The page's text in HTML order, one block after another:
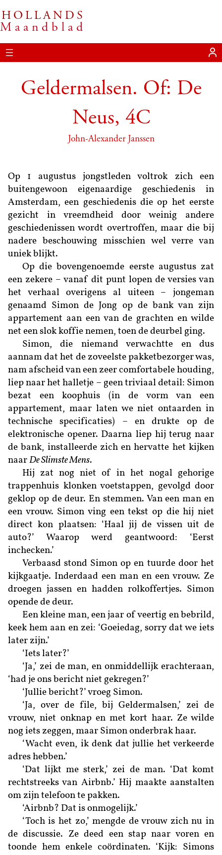
Ga
naar
de
inhoud
HOLLANDS
Maandblad
Geldermalsen. Of: De
Neus, 4C
John-Alexander Janssen
Op 1 augustus jongstleden voltrok zich een
buitengewoon eigenaardige geschiedenis in
Amsterdam, een geschiedenis die op het eerste
gezicht in vreemdheid door weinig andere
geschiedenissen wordt overtroffen, maar die bij
nadere beschouwing misschien wel verre van
uniek blijkt.
Op die bovengenoemde eerste augustus zat
een zekere – vanaf dit punt lopen de versies van
het verhaal overigens al uiteen – jongeman
genaamd Simon de Jong op de bank van zijn
appartement aan een van de grachten en wilde
net een slok koffie nemen, toen de deurbel ging.
Simon, die niemand verwachtte en dus
aannam dat het de zoveelste pakketbezorger was,
nam afscheid van een zeer comfortabele houding,
liep naar het halletje – geen triviaal detail: Simon
bezat een koophuis (in de vorm van een
appartement, maar laten we niet ontaarden in
technische specificaties) – en drukte op de
elektronische opener. Daarna liep hij terug naar
de bank, installeerde zich en hervatte het kijken
naar De Slimste Mens.
Hij
zat nog niet of in het nogal gehorige
trappenhuis klonken voetstappen, gevolgd door
geklop op de deur. En stemmen. Van een man en
een vrouw. Simon ving een tekst op die hij niet
direct kon plaatsen: ‘Haal jij de vissen uit de
auto?’ Waarop werd geantwoord: ‘Eerst
inchecken.’
Verbaasd stond Simon op en tuurde door het
kijkgaatje. Inderdaad een man en een vrouw. Ze
droegen jassen en hadden rolkoffertjes. Simon
opende de deur.
Een kleine man, een jaar of veertig en bebrild,
keek hem aan en zei: ‘Goeiedag, sorry dat we iets
later zijn.’
‘Iets later?’
‘Ja,’ zei de man, en onmiddellijk erachteraan,
‘had je ons bericht niet gekregen?’
‘Jullie bericht?’ vroeg Simon.
‘Ja, over de file, bij Geldermalsen,’ zei de
vrouw, niet onknap en met kort haar. Ze wilde
nog iets zeggen, maar Simon onderbrak haar.
‘Wacht even, ik denk dat jullie het verkeerde
adres hebben.’
‘Dat lijkt me sterk,’ zei de man. ‘Dat komt
rechtstreeks van Airbnb.’ Hij maakte aanstalten
om zijn telefoon te pakken.
‘Airbnb? Dat is onmogelijk.’
‘Toch is het zo,’ mengde de vrouw zich nu in
de discussie. Ze deed een stap naar voren en
toonde hem enkele coördinaten. ‘Kijk: Simons